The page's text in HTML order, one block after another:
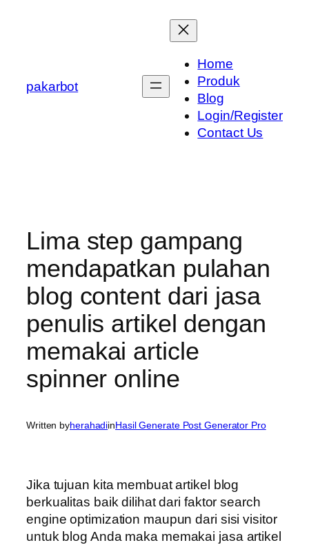
pakarbot
Home
Produk
Blog
Login/Register
Contact Us
Lima step gampang
mendapatkan pulahan
blog content dari jasa
penulis artikel dengan
memakai article
spinner online
Written byherahadiinHasil Generate Post Generator Pro
Jika tujuan kita membuat artikel blog
berkualitas baik dilihat dari faktor search
engine optimization maupun dari sisi visitor
untuk blog Anda maka memakai jasa artikel